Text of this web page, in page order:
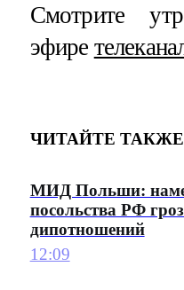
Смотрите
эфире
ЧИТАЙТЕ ТАКЖЕ
МИД Польши:
посольства РФ
дипотношений
12:09